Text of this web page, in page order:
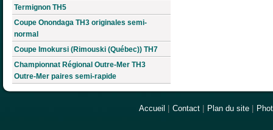
Termignon TH5
Coupe Onondaga TH3 originales semi-
normal
Coupe Imokursi (Rimouski (Québec)) TH7
Championnat Régional Outre-Mer TH3
Outre-Mer paires semi-rapide
Accueil Contact Plan du site